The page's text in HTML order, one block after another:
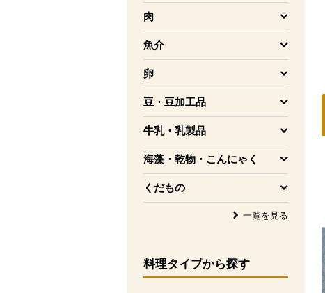
肉
を開く
魚介
を開く
卵
を開く
豆・豆加工品
を開く
牛乳・乳製品
を開く
海藻・乾物・こんにゃく
を開く
くだもの
を開く
一覧を見る
料理タイプから探す